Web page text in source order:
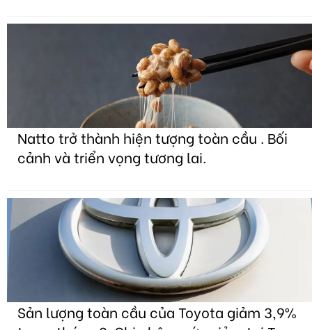
Natto trở thành hiện tượng toàn cầu . Bối
cảnh và triển vọng tương lai.
Sản lượng toàn cầu của Toyota giảm 3,9%